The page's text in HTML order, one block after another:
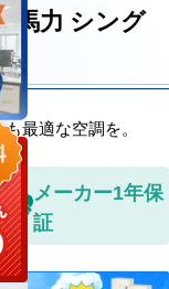
馬力 シング
最適な空調を。
メーカー1年保
証